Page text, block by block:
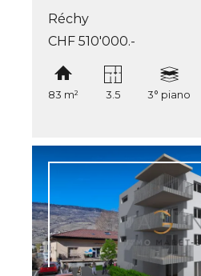
Réchy
CHF 510'000.-
83 m² 3.5 3° piano